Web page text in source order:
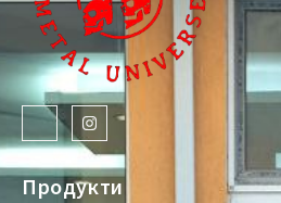
Продукти